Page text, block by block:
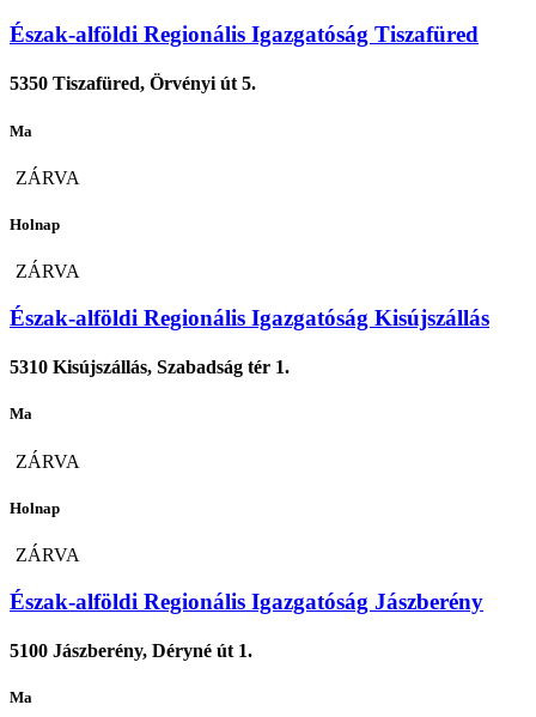
Észak-alföldi Regionális Igazgatóság Tiszafüred
5350 Tiszafüred, Örvényi út 5.
Ma
ZÁRVA
Holnap
ZÁRVA
Észak-alföldi Regionális Igazgatóság Kisújszállás
5310 Kisújszállás, Szabadság tér 1.
Ma
ZÁRVA
Holnap
ZÁRVA
Észak-alföldi Regionális Igazgatóság Jászberény
5100 Jászberény, Déryné út 1.
Ma